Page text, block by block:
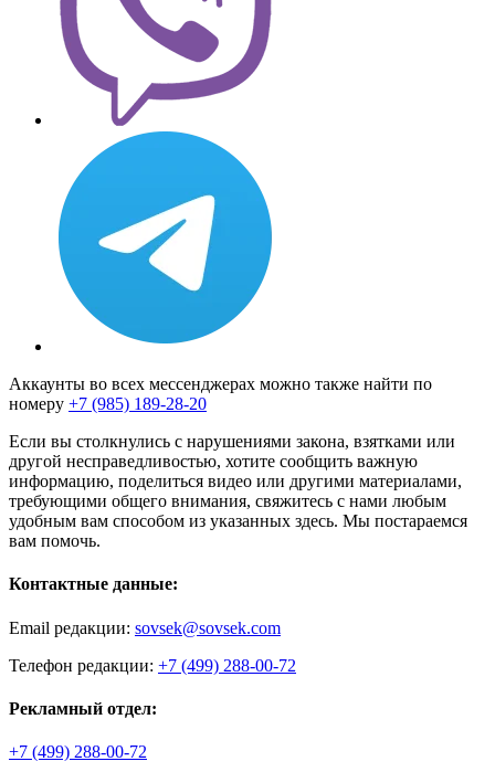
Аккаунты во всех мессенджерах можно также найти по
номеру +7 (985) 189-28-20
Если вы столкнулись с нарушениями закона, взятками или
другой несправедливостью, хотите сообщить важную
информацию, поделиться видео или другими материалами,
требующими общего внимания, свяжитесь с нами любым
удобным вам способом из указанных здесь. Мы постараемся
вам помочь.
Контактные данные:
Email редакции: sovsek@sovsek.com
Телефон редакции: +7 (499) 288-00-72
Рекламный отдел:
+7 (499) 288-00-72